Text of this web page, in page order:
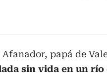
papá de
sin vida en un río